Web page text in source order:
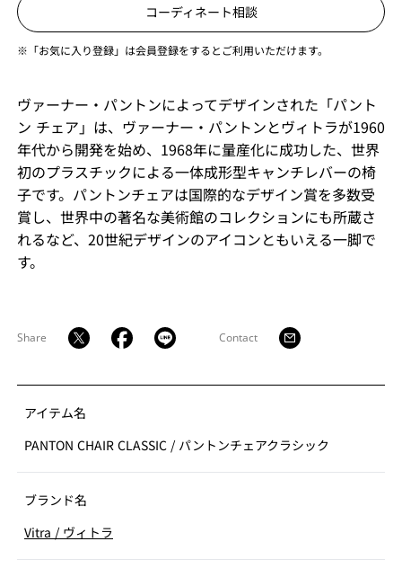
コーディネート相談
※「お気に入り登録」は会員登録をするとご利用いただけます。
ヴァーナー・パントンによってデザインされた「パント
ン チェア」は、ヴァーナー・パントンとヴィトラが1960
年代から開発を始め、1968年に量産化に成功した、世界
初のプラスチックによる一体成形型キャンチレバーの椅
子です。パントンチェアは国際的なデザイン賞を多数受
賞し、世界中の著名な美術館のコレクションにも所蔵さ
れるなど、20世紀デザインのアイコンともいえる一脚で
す。
Share Contact
アイテム名
PANTON CHAIR CLASSIC / パントンチェアクラシック
ブランド名
Vitra / ヴィトラ